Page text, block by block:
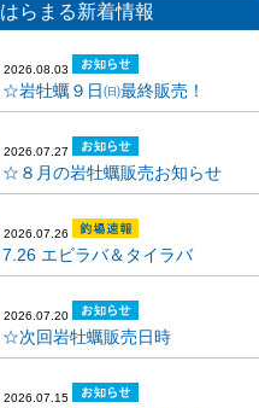
はらまる新着情報
2026.08.03
☆岩牡蠣９日㈰最終販売！
2026.07.27
☆８月の岩牡蠣販売お知らせ
2026.07.26
7.26 エビラバ＆タイラバ
2026.07.20
☆次回岩牡蠣販売日時
2026.07.15